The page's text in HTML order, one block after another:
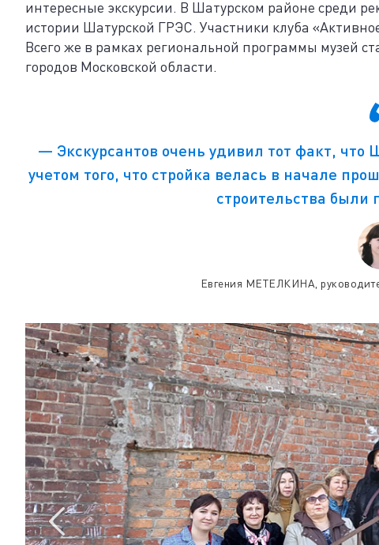
интересные экскурсии. В Шатурском районе среди
истории Шатурской ГРЭС. Участники клуба
Всего же в рамках региональной программы музей
городов Московской области.
— Экскурсантов очень удивил тот факт,
учетом того, что стройка велась в начале
строительства были
Евгения МЕТЕЛКИНА,